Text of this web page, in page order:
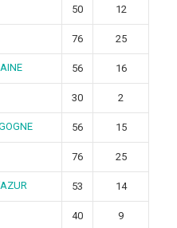
50 12
76 25
56 16
30 2
56 15
76 25
53 14
40 9